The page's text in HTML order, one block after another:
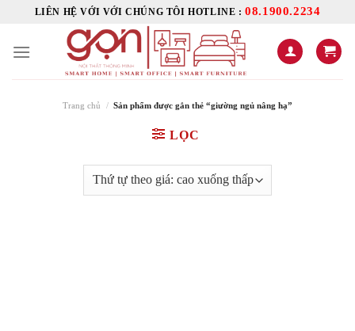
content
LIÊN HỆ VỚI VỚI CHÚNG TÔI HOTLINE :08.1900.2234
Trang chủ / Sản phẩm được gắn thẻ “giường ngủ nâng hạ”
LỌC